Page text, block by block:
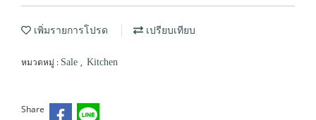
เพิ่มรายการโปรด เปรียบเทียบ
หมวดหมู่ : Sale , Kitchen
Share